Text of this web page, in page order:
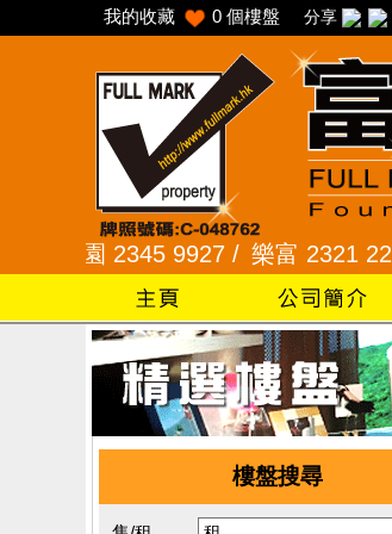
我的收藏 0 個樓盤 分享
花園 2345 9927 /樂富 2321 2287 /
樓盤搜尋